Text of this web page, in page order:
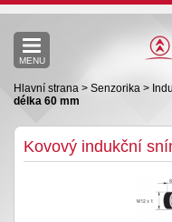
MENU
Hlavní strana > Senzorika >
délka 60 mm
Kovový indukční